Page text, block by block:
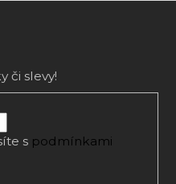
či slevy!
s podmínkami